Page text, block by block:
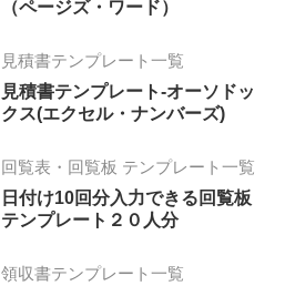
（ページズ・ワード）
見積書テンプレート一覧
見積書テンプレート-オーソドッ
クス(エクセル・ナンバーズ)
回覧表・回覧板 テンプレート一覧
日付け10回分入力できる回覧板
テンプレート２０人分
領収書テンプレート一覧